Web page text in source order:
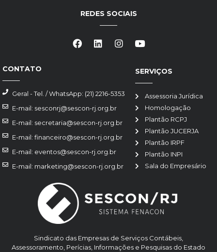
Sindicato das Empresas de Serviços Contábeis,
Assessoramento, Perícias, Informações e Pesquisas do Estado
SERVIÇOS
Assessoria Jurídica
Homologação
Plantão RCPJ
Plantão JUCERJA
Plantão IRPF
Plantão INPI
Sala do Empresário
CONTATO
Geral - Tel. / WhatsApp: (21) 2216-5353
E-mail: sesconrj@sescon-rj.org.br
E-mail: secretaria@sescon-rj.org.br
E-mail: financeiro@sescon-rj.org.br
E-mail: eventos@sescon-rj.org.br
E-mail: marketing@sescon-rj.org.br
REDES SOCIAIS